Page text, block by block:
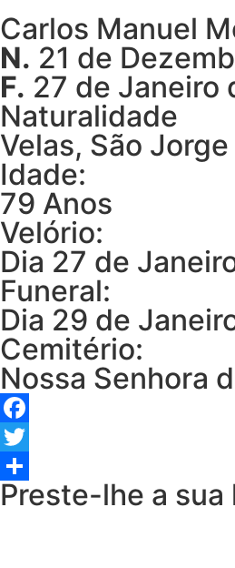
Carlos Manuel
N. 21 de
F. 27 de Janeiro
Naturalidade
Velas, São Jorge
Idade:
79 Anos
Velório:
Dia 27 de
Funeral:
Dia 29 de
Cemitério:
Nossa Senhora
Facebook
Twitter
Share
Preste-lhe a